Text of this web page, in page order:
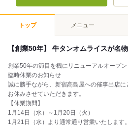
トップ メニュー
【創業50年】 牛タンオムライスが名
創業50年の節目を機にリニューアルオープン
臨時休業のお知らせ
誠に勝手ながら、新宿高島屋への催事出店
お休みさせていただきます。
【休業期間】
1月14日（水）～1月20日（火）
1月21日（水）より通常通り営業いたします。